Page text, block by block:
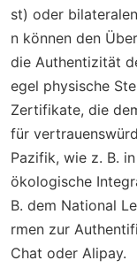
st) oder
n können den
die Authentizität
egel physische
Zertifikate, die
für
Pazifik, wie z. B.
ökologische
B. dem National
rmen zur
Chat oder Alipay.